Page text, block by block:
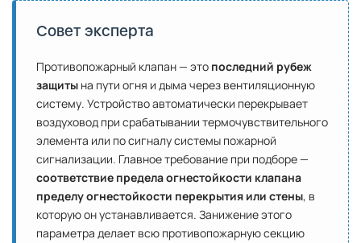
Совет эксперта
Противопожарный клапан — это последний рубеж
защиты на пути огня и дыма через вентиляционную
систему. Устройство автоматически перекрывает
воздуховод при срабатывании термочувствительного
элемента или по сигналу системы пожарной
сигнализации. Главное требование при подборе —
соответствие предела огнестойкости клапана
пределу огнестойкости перекрытия или стены, в
которую он устанавливается. Занижение этого
параметра делает всю противопожарную секцию